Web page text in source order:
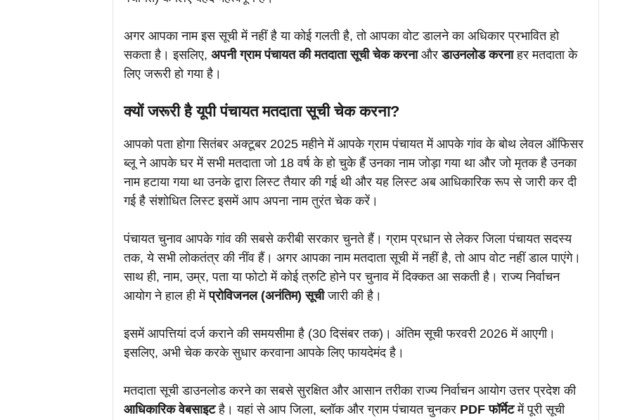
अगर आपका नाम इस सूची में नहीं है या कोई गलती है, तो आपका वोट डालने का अधिकार प्रभावित हो
सकता है। इसलिए, अपनी ग्राम पंचायत की मतदाता सूची चेक करनाऔरडाउनलोड करनाहर मतदाता के
लिए जरूरी हो गया है।
क्यों जरूरी है यूपी पंचायत मतदाता सूची चेक करना?
आपको पता होगा सितंबर अक्टूबर 2025 महीने में आपके ग्राम पंचायत में आपके गांव के बोथ लेवल ऑफिसर
ब्लू ने आपके घर में सभी मतदाता जो 18 वर्ष के हो चुके हैं उनका नाम जोड़ा गया था और जो मृतक है उनका
नाम हटाया गया था उनके द्वारा लिस्ट तैयार की गई थी और यह लिस्ट अब आधिकारिक रूप से जारी कर दी
गई है संशोधित लिस्ट इसमें आप अपना नाम तुरंत चेक करें।
पंचायत चुनाव आपके गांव की सबसे करीबी सरकार चुनते हैं। ग्राम प्रधान से लेकर जिला पंचायत सदस्य
तक, ये सभी लोकतंत्र की नींव हैं। अगर आपका नाम मतदाता सूची में नहीं है, तो आप वोट नहीं डाल पाएंगे।
साथ ही, नाम, उम्र, पता या फोटो में कोई त्रुटि होने पर चुनाव में दिक्कत आ सकती है। राज्य निर्वाचन
आयोग ने हाल ही मेंप्रोविजनल (अनंतिम) सूचीजारी की है।
इसमें आपत्तियां दर्ज कराने की समयसीमा है (30 दिसंबर तक)। अंतिम सूची फरवरी 2026 में आएगी।
इसलिए, अभी चेक करके सुधार करवाना आपके लिए फायदेमंद है।
मतदाता सूची डाउनलोड करने का सबसे सुरक्षित और आसान तरीका राज्य निर्वाचन आयोग उत्तर प्रदेश की
आधिकारिक वेबसाइटहै। यहां से आप जिला, ब्लॉक और ग्राम पंचायत चुनकर PDF फॉर्मेटमें पूरी सूची